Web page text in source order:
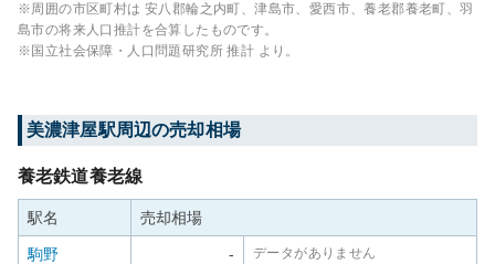
※周囲の市区町村は 安八郡輪之内町、津島市、愛西市、養老郡養老町、羽
島市の将来人口推計を合算したものです。
※国立社会保障・人口問題研究所 推計 より。
美濃津屋駅周辺の売却相場
養老鉄道養老線
駅名 売却相場
駒野 - データがありません